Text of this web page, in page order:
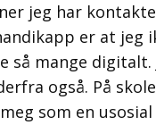
jeg har
er at jeg
så mange digitalt.
også. På
som en